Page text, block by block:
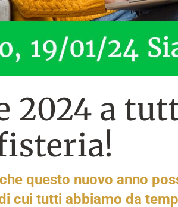
2024 a
questo nuovo anno
cui tutti abbiamo da